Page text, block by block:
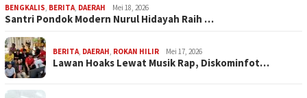
BENGKALIS, BERITA, DAERAH Mei 18, 2026
Santri Pondok Modern Nurul Hidayah Raih …
BERITA, DAERAH, ROKAN HILIR Mei 17, 2026
Lawan Hoaks Lewat Musik Rap, Diskominfot…